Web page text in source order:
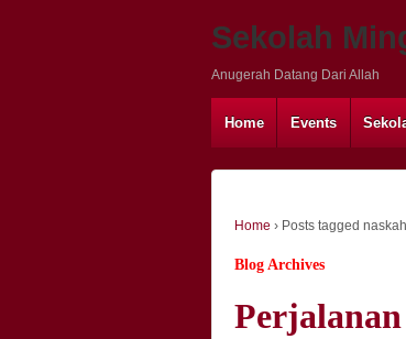
Sekolah
Anugerah Datang Dari Allah
Home Events
Home › Posts tagged
Blog Archives